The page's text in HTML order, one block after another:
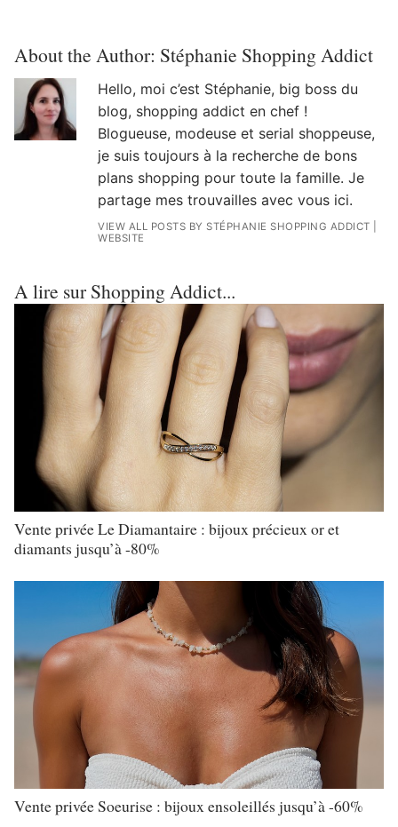
About the Author: Stéphanie Shopping Addict
Hello, moi c’est Stéphanie, big boss du
blog, shopping addict en chef !
Blogueuse, modeuse et serial shoppeuse,
je suis toujours à la recherche de bons
plans shopping pour toute la famille. Je
partage mes trouvailles avec vous ici.
VIEW ALL POSTS BY STÉPHANIE SHOPPING ADDICT
WEBSITE
A lire sur Shopping Addict...
Vente privée Le Diamantaire : bijoux précieux or et
diamants jusqu’à -80%
Vente privée Soeurise : bijoux ensoleillés jusqu’à -60%